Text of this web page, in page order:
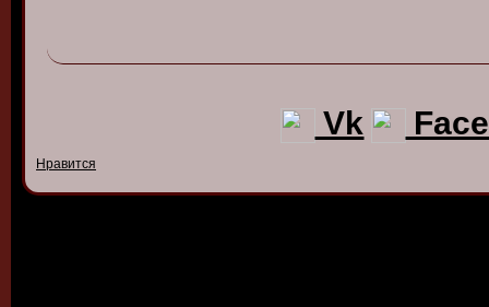
Vk
Нравится